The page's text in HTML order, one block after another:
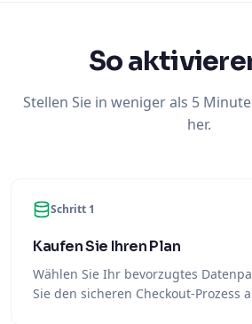
So
Stellen Sie in weniger als 5
her.
Schritt 1
Kaufen Sie Ihren Plan
Wählen Sie Ihr bevorzugtes
Sie den sicheren Checkout-Prozess